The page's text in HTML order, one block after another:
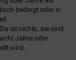
bedingt oder in
ist nichts, sie sind
Jahre oder
wird.